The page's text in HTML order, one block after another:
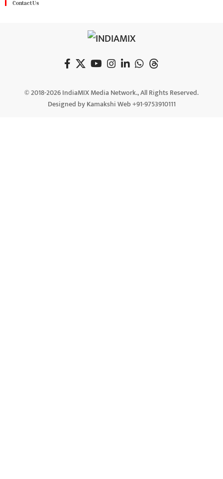
Contact Us
© 2018-2026 IndiaMIX Media Network., All Rights Reserved.
Designed by Kamakshi Web +91-9753910111